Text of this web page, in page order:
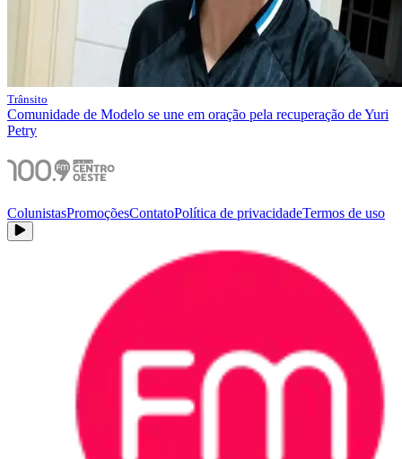
Trânsito
Comunidade de Modelo se une em oração pela recuperação de Yuri
Petry
ColunistasPromoçõesContatoPolítica de privacidadeTermos de uso